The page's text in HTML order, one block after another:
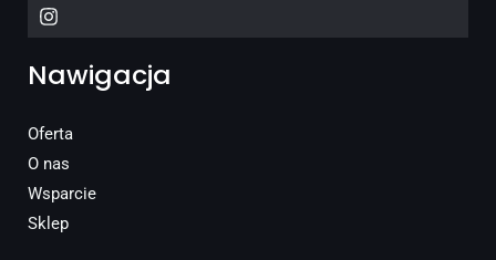
Nawigacja
Oferta
O nas
Wsparcie
Sklep